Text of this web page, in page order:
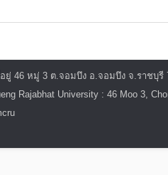
46 หมู่ 3 ต.จอมบึง อ.จอมบึง จ.ราชบุรี
Rajabhat University : 46 Moo 3,